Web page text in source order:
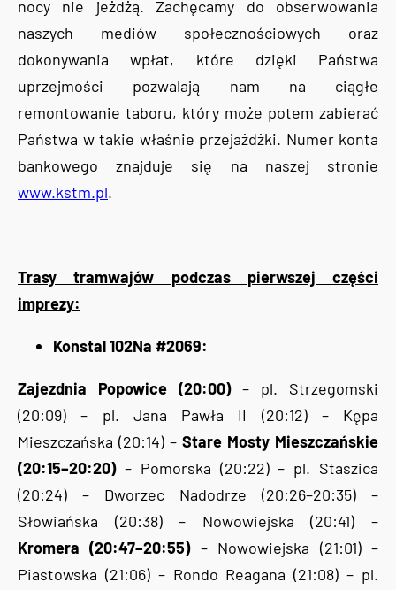
nocy nie jeżdżą. Zachęcamy do obserwowania
naszych mediów społecznościowych oraz
dokonywania wpłat, które dzięki Państwa
uprzejmości pozwalają nam na ciągłe
remontowanie taboru, który może potem zabierać
Państwa w takie właśnie przejażdżki. Numer konta
bankowego znajduje się na naszej stronie
www.kstm.pl.
Trasy tramwajów podczas pierwszej części
imprezy:
Konstal 102Na #2069:
Zajezdnia Popowice (20:00)– pl. Strzegomski
(20:09) – pl. Jana Pawła II (20:12) – Kępa
Mieszczańska (20:14) – Stare Mosty Mieszczańskie
(20:15–20:20)– Pomorska (20:22) – pl. Staszica
(20:24) – Dworzec Nadodrze (20:26–20:35) –
Słowiańska (20:38) – Nowowiejska (20:41) –
Kromera (20:47–20:55)– Nowowiejska (21:01) –
Piastowska (21:06) – Rondo Reagana (21:08) – pl.